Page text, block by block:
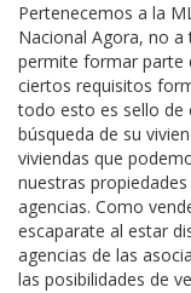
Pertenecemos a la
Nacional Agora, no a
permite formar parte
ciertos requisitos
todo esto es sello de
búsqueda de su
viviendas que
nuestras
agencias. Como
escaparate al estar
agencias de las
las posibilidades de